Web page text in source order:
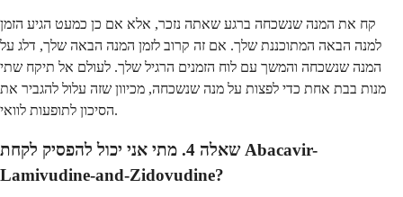
קח את המנה שנשכחה ברגע שאתה נזכר, אלא אם כן כמעט הגיע הזמן
למנה הבאה המתוכננת שלך. אם זה קרוב לזמן המנה הבאה שלך, דלג על
המנה שנשכחה והמשך עם לוח הזמנים הרגיל שלך. לעולם אל תיקח שתי
מנות בבת אחת כדי לפצות על מנה שנשכחה, מכיוון שזה עלול להגביר את
הסיכון לתופעות לוואי.
שאלה 4. מתי אני יכול להפסיק לקחת Abacavir-
Lamivudine-and-Zidovudine?